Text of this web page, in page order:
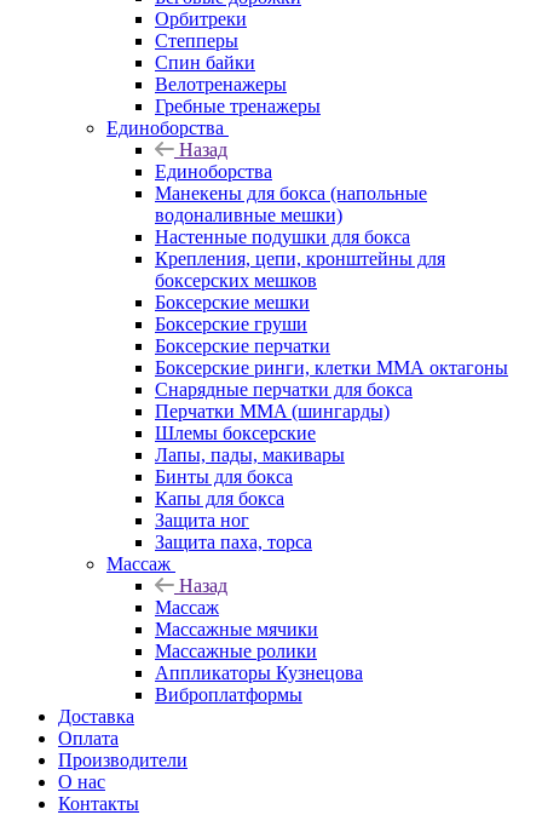
Орбитреки
Степперы
Спин байки
Велотренажеры
Гребные тренажеры
Единоборства
Назад
Единоборства
Манекены для бокса (напольные
водоналивные мешки)
Настенные подушки для бокса
Крепления, цепи, кронштейны для
боксерских мешков
Боксерские мешки
Боксерские груши
Боксерские перчатки
Боксерские ринги, клетки ММА октагоны
Снарядные перчатки для бокса
Перчатки MMA (шингарды)
Шлемы боксерские
Лапы, пады, макивары
Бинты для бокса
Капы для бокса
Защита ног
Защита паха, торса
Массаж
Назад
Массаж
Массажные мячики
Массажные ролики
Аппликаторы Кузнецова
Виброплатформы
Доставка
Оплата
Производители
О нас
Контакты